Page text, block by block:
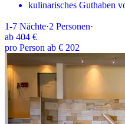
kulinarisches Guthaben
1-7 Nächte·2 Personen·
ab 404 €
pro Person ab € 202